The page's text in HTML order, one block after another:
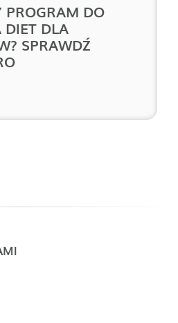
PROGRAM DO
DLA
SPRAWDŹ